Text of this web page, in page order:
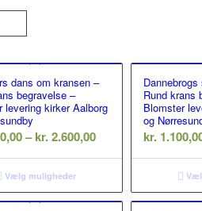
dans om kransen –
begravelse –
levering kirker Aalborg
– kr.2.600,00Prisinterval:
kr. 1.200,00
kr. 2.600,00
Vælg muligheder
Rund krans
Blomster
og
kr.